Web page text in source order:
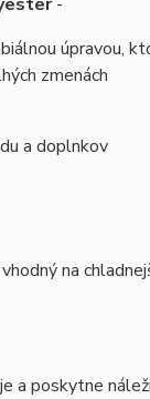
úpravou,
zmenách
a doplnkov
na
a poskytne